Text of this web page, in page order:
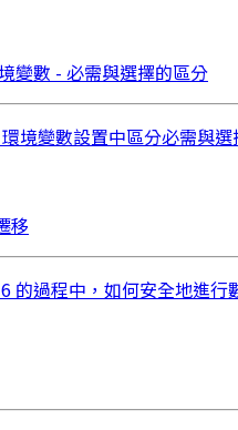
變數 - 必需與選擇的區分
境變數設置中區分必需與
移
的過程中，如何安全地進